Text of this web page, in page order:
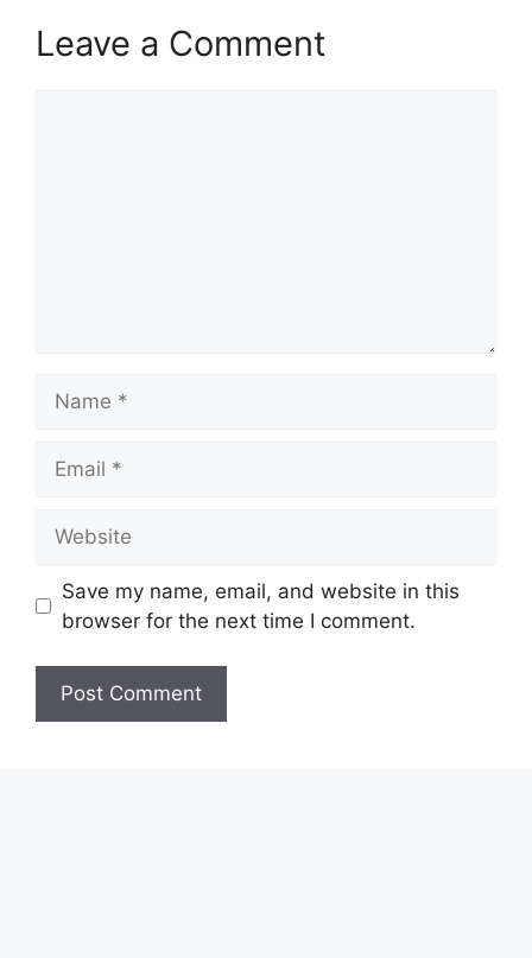
Leave a Comment
Save my name, email, and website in this
browser for the next time I comment.